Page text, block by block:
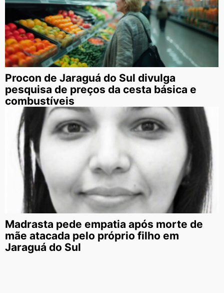
Procon de Jaraguá do Sul divulga
pesquisa de preços da cesta básica e
combustíveis
Madrasta pede empatia após morte de
mãe atacada pelo próprio filho em
Jaraguá do Sul